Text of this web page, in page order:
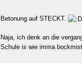
Betonung auf STECKT.
Naja, ich denk an die
Schule is wie imma